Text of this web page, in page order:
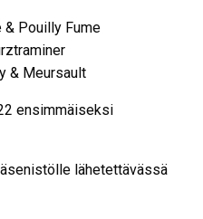
Pouilly Fume
& Meursault
ensimmäiseksi
lähetettävässä